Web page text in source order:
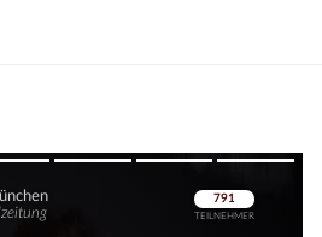
Überspringen